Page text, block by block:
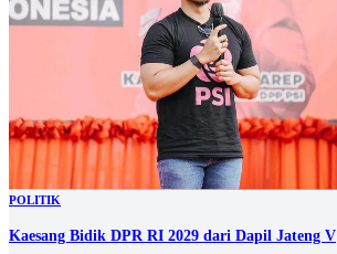
POLITIK
Kaesang Bidik DPR RI 2029 dari Dapil Jateng V